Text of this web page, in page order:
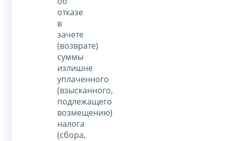
отказе
в
зачете
(возврате)
суммы
излишне
уплаченного
(взысканного,
подлежащего
возмещению)
налога
(сбора,